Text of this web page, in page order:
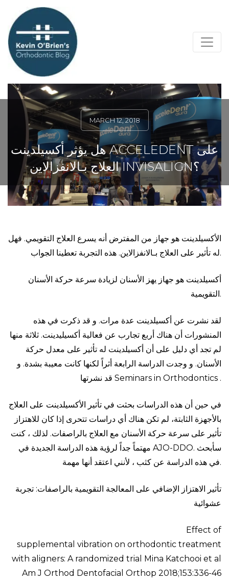
MARCH 12, 2018
هل يؤثر أكسيلدينت ACCELEDENT على
العلاج بـالانفزالاين INVISALIGN؟
الأكسيلدينت هو جهاز من المفترض أنه يسرع العلاج التقويمي. فهل
له تأثير على العلاج بـالانفزالاين. هذه التجربة تعطينا الجواب.
أكسيلدينت هو جهاز يهز الأسنان لزيادة سرعة حركة الأسنان
التقويمية.
لقد نشرت عن أكسيلدينت عدة مرات. و قد ذكرت في هذه
المنشورات أن هناك أربع تجارب عن فعالية أكسيليدينت. ثلاثة منها
لم تجد أي دليل على أن أكسيلدينت له تأثير على معدل حركة
الأسنان. و وجدت الدراسة الرابعة أثراً لكنها كانت معيبة بشدة. و
قد نشرتها Seminars in Orthodontics .
في حين أن هذه الدراسات بحثت في تأثير الأكسيلدينت على العلاج
بالأجهزة الثابتة، لم تكن هناك أي دراسات تتحرى إذا كان للاهتزاز
تأثير على سرعة حركة الأسنان مع العلاج بالراصفات. لذلك ، كنت
مهتماً جداً لرؤية هذه الدراسة الجديدة في AJO-DDO. سأبحث
في هذه الدراسة عن كثب ، لأنني اعتقد أنها مهمة.
تأثير الاهتزاز الإضافي على المعالجة التقويمية بالراصفات: تجربة
عشوائية
Effect of
supplemental vibration on orthodontic treatment
with aligners: A randomized trial Mina Katchooi et al
Am J Orthod Dentofacial Orthop 2018;153:336-46